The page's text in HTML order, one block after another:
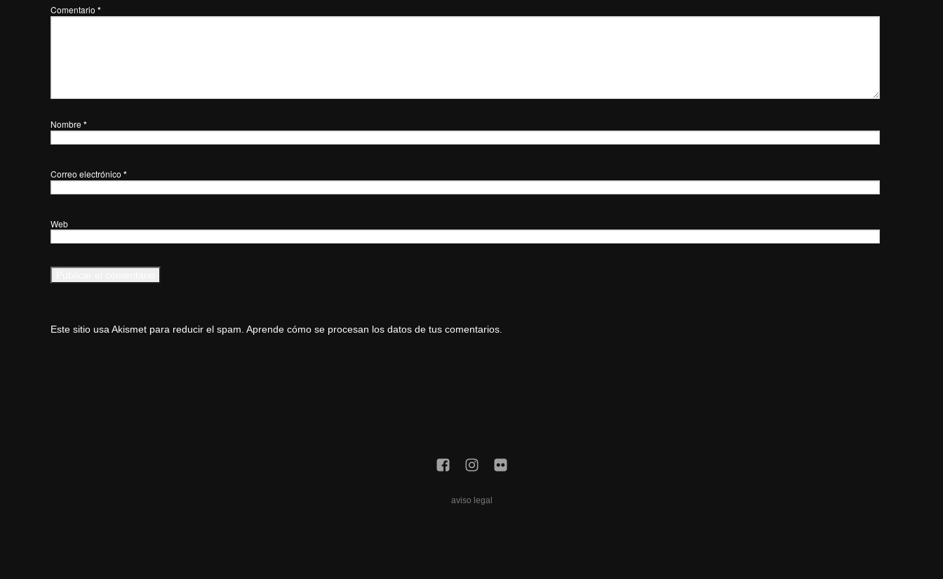
Comentario *
Nombre *
Correo electrónico *
Web
Este sitio usa Akismet para reducir el spam. Aprende cómo se procesan los datos de tus comentarios.
aviso legal